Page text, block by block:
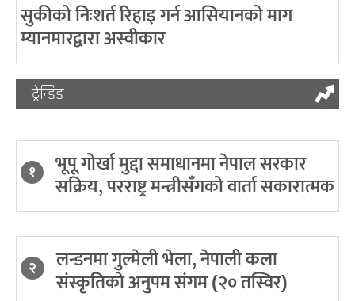
सुकीको निःशर्त रिहाइ गर्न आसियानको माग
म्यानमारद्वारा अस्वीकार
ट्रेन्डिङ
१ भूपू गोर्खा मुद्दा समाधानमा नेपाल सरकार
सक्रिय, परराष्ट्र मन्त्रीसँगको वार्ता सकारात्मक
२ लन्डनमा गुल्मेली भेला, नेपाली कला
संस्कृतिको अनुपम संगम (२० तस्विर)